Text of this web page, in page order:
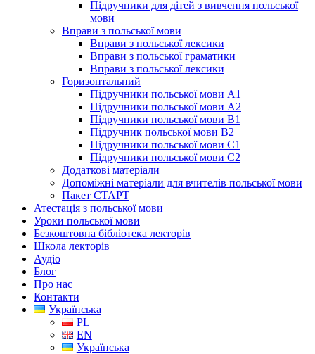
Підручники для дітей з вивчення польської
мови
Вправи з польської мови
Вправи з польської лексики
Вправи з польської граматики
Вправи з польської лексики
Горизонтальний
Підручники польської мови А1
Підручники польської мови А2
Підручники польської мови B1
Підручник польської мови B2
Підручники польської мови C1
Підручники польської мови C2
Додаткові матеріали
Допоміжні матеріали для вчителів польської мови
Пакет СТАРТ
Атестація з польської мови
Уроки польської мови
Безкоштовна бібліотека лекторів
Школа лекторів
Аудіо
Блог
Про нас
Контакти
Українська
PL
EN
Українська